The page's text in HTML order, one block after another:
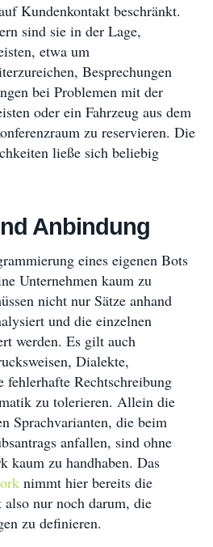
Kundenkontakt beschränkt.
sind sie in der Lage,
etwa um
Besprechungen
bei Problemen mit der
oder ein Fahrzeug aus dem
zu reservieren. Die
ließe sich beliebig
Anbindung
eines eigenen Bots
Unternehmen kaum zu
nicht nur Sätze anhand
und die einzelnen
werden. Es gilt auch
Dialekte,
fehlerhafte Rechtschreibung
zu tolerieren. Allein die
Sprachvarianten, die beim
anfallen, sind ohne
kaum zu handhaben. Das
nimmt hier bereits die
also nur noch darum, die
zu definieren.